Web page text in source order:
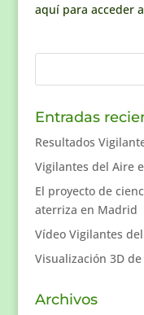
aquí para acceder
Entradas
Resultados
Vigilantes del Aire
El proyecto de
aterriza en Madrid
Vídeo Vigilantes
Visualización 3D
Archivos